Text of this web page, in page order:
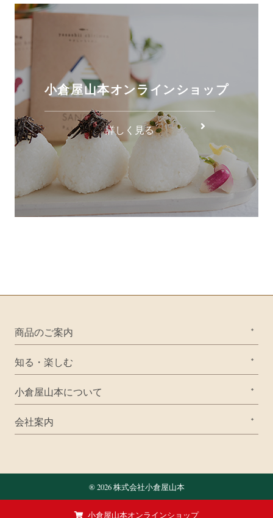
小倉屋山本オンラインショップ
詳しく見る
商品のご案内
知る・楽しむ
小倉屋山本について
会社案内
® 2026 株式会社小倉屋山本
小倉屋山本オンラインショップ